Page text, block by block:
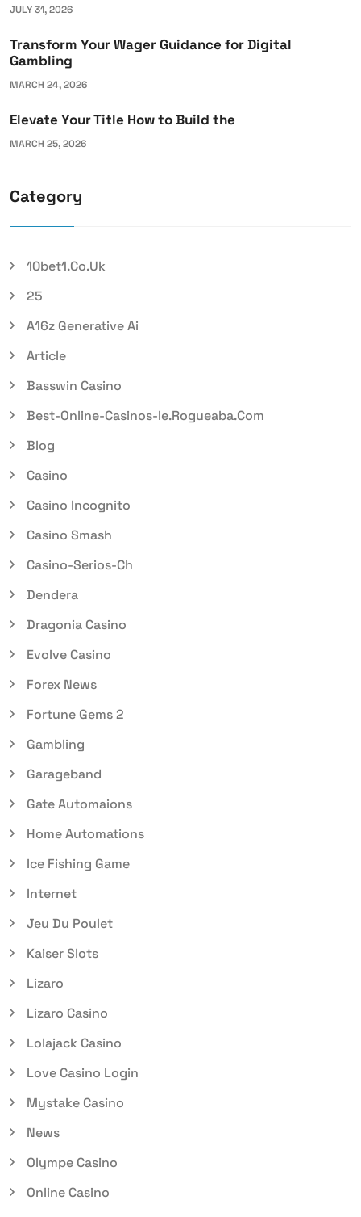
JULY 31, 2026
Transform Your Wager Guidance for Digital
Gambling
MARCH 24, 2026
Elevate Your Title How to Build the
MARCH 25, 2026
Category
10bet1.co.uk
25
A16z Generative Ai
Article
Basswin Casino
Best-Online-Casinos-Ie.rogueaba.com
Blog
Casino
Casino Incognito
Casino Smash
Casino-Serios-Ch
Dendera
Dragonia Casino
Evolve Casino
Forex News
Fortune Gems 2
Gambling
Garageband
Gate Automaions
Home Automations
Ice Fishing Game
Internet
Jeu Du Poulet
Kaiser Slots
Lizaro
Lizaro Casino
Lolajack Casino
Love Casino Login
Mystake Casino
News
Olympe Casino
Online Casino